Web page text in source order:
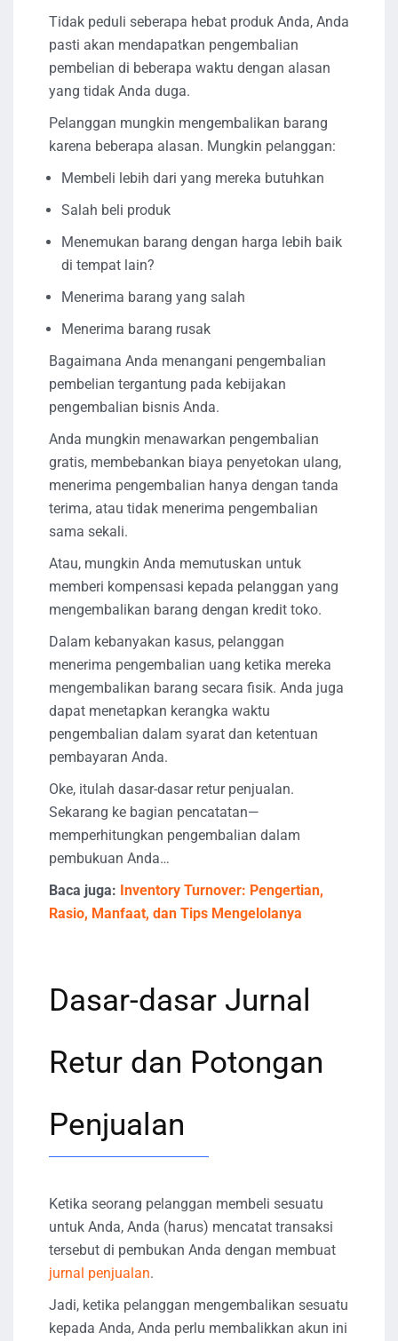
Tidak peduli seberapa hebat produk Anda, Anda
pasti akan mendapatkan pengembalian
pembelian di beberapa waktu dengan alasan
yang tidak Anda duga.
Pelanggan mungkin mengembalikan barang
karena beberapa alasan. Mungkin pelanggan:
Membeli lebih dari yang mereka butuhkan
Salah beli produk
Menemukan barang dengan harga lebih baik
di tempat lain?
Menerima barang yang salah
Menerima barang rusak
Bagaimana Anda menangani pengembalian
pembelian tergantung pada kebijakan
pengembalian bisnis Anda.
Anda mungkin menawarkan pengembalian
gratis, membebankan biaya penyetokan ulang,
menerima pengembalian hanya dengan tanda
terima, atau tidak menerima pengembalian
sama sekali.
Atau, mungkin Anda memutuskan untuk
memberi kompensasi kepada pelanggan yang
mengembalikan barang dengan kredit toko.
Dalam kebanyakan kasus, pelanggan
menerima pengembalian uang ketika mereka
mengembalikan barang secara fisik. Anda juga
dapat menetapkan kerangka waktu
pengembalian dalam syarat dan ketentuan
pembayaran Anda.
Oke, itulah dasar-dasar retur penjualan.
Sekarang ke bagian pencatatan—
memperhitungkan pengembalian dalam
pembukuan Anda…
Baca juga: Inventory Turnover: Pengertian,
Rasio, Manfaat, dan Tips Mengelolanya
Dasar-dasar Jurnal
Retur dan Potongan
Penjualan
Ketika seorang pelanggan membeli sesuatu
untuk Anda, Anda (harus) mencatat transaksi
tersebut di pembukan Anda dengan membuat
jurnal penjualan.
Jadi, ketika pelanggan mengembalikan sesuatu
kepada Anda, Anda perlu membalikkan akun ini